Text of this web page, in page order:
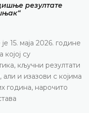
резултате
15. маја 2026. године
су
кључни резултати
и изазови с којима
година, нарочито